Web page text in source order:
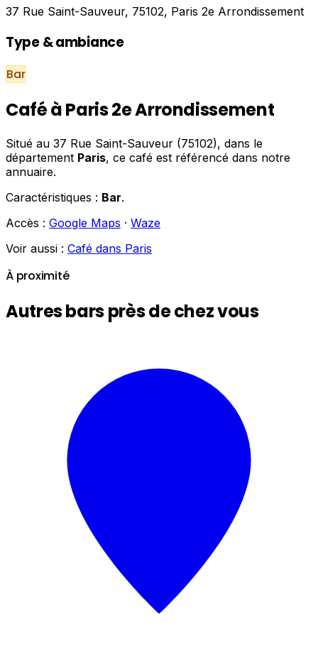
37 Rue Saint-Sauveur, 75102, Paris 2e Arrondissement
Type & ambiance
Bar
Café à Paris 2e Arrondissement
Situé au 37 Rue Saint-Sauveur (75102), dans le
département Paris, ce café est référencé dans notre
annuaire.
Caractéristiques : Bar.
Accès : Google Maps · Waze
Voir aussi : Café dans Paris
À proximité
Autres bars près de chez vous